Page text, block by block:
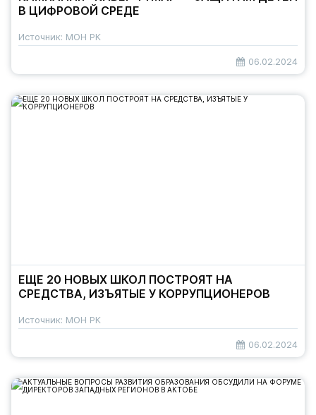
В ЦИФРОВОЙ СРЕДЕ
Источник: МОН РК
06.02.2024
ЕЩЕ 20 НОВЫХ ШКОЛ ПОСТРОЯТ НА
СРЕДСТВА, ИЗЪЯТЫЕ У КОРРУПЦИОНЕРОВ
Источник: МОН РК
06.02.2024